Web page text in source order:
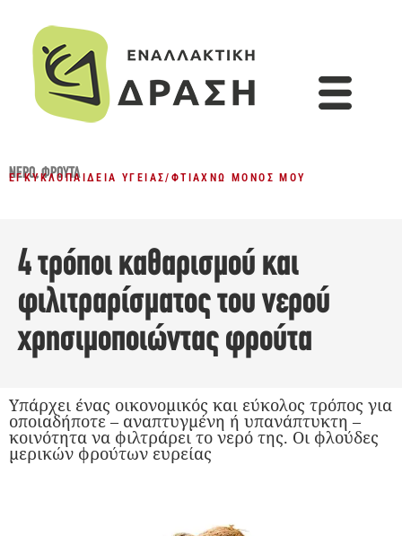
ΝΕΡΌ,ΦΡΟΎΤΑ
ΕΓΚΥΚΛΟΠΑΊΔΕΙΑ ΥΓΕΊΑΣ/ ΦΤΙΆΧΝΩ ΜΌΝΟΣ ΜΟΥ
4 τρόποι καθαρισμού και
φιλιτραρίσματος του νερού
χρησιμοποιώντας φρούτα
Υπάρχει ένας οικονομικός και εύκολος τρόπος για
οποιαδήποτε – αναπτυγμένη ή υπανάπτυκτη –
κοινότητα να φιλτράρει το νερό της. Οι φλούδες
μερικών φρούτων ευρείας